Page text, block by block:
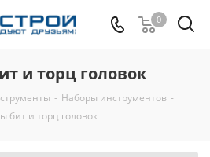
0
и торц головок
- Наборы инструментов -
бит и торц головок